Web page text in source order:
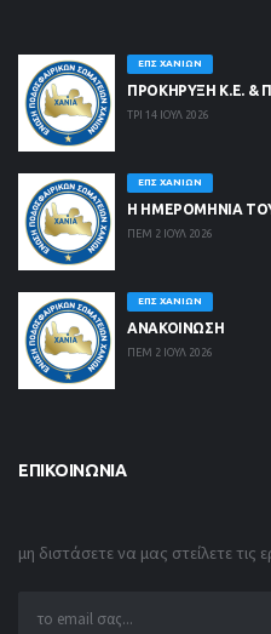
ΕΠΣ ΧΑΝΊΩΝ
ΠΡΟΚΗΡΥΞΗ Κ.Ε.
ΤΡΙ 14 ΙΟΥΛ 2026
ΕΠΣ ΧΑΝΊΩΝ
Η ΗΜΕΡΟΜΗΝΙΑ
ΠΕΜ 2 ΙΟΥΛ 2026
ΕΠΣ ΧΑΝΊΩΝ
ΑΝΑΚΟΙΝΩΣΗ
ΠΕΜ 2 ΙΟΥΛ 2026
ΕΠΙΚΟΙΝΩΝΊΑ
μη διστάσετε να μας στείλετε